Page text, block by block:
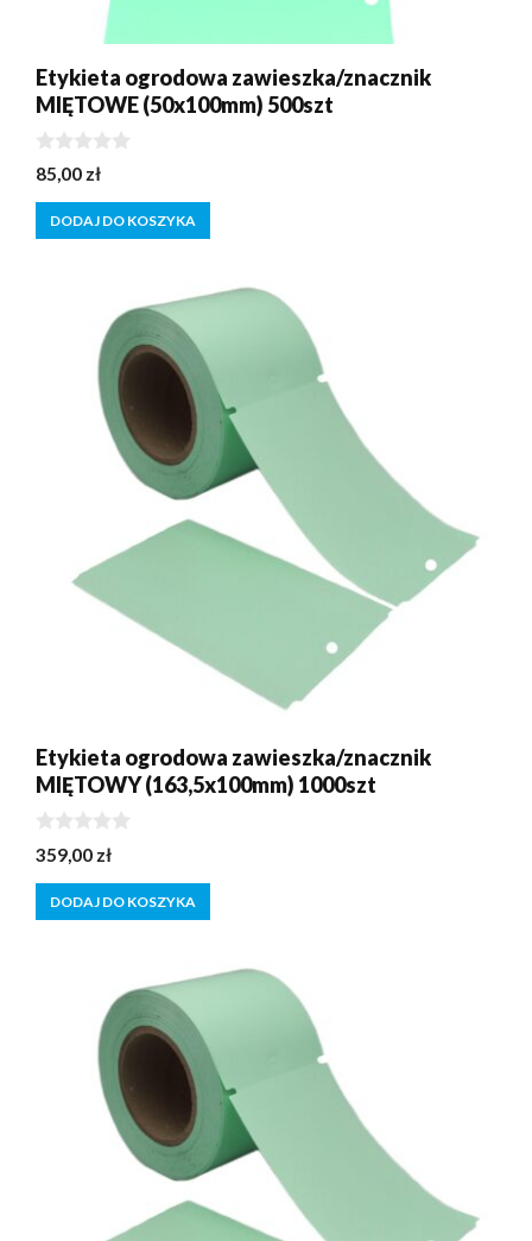
Etykieta ogrodowa zawieszka/znacznik
MIĘTOWE (50x100mm) 500szt
0
z
5
85,00 zł
DODAJ DO KOSZYKA
Etykieta ogrodowa zawieszka/znacznik
MIĘTOWY (163,5x100mm) 1000szt
0
z
5
359,00 zł
DODAJ DO KOSZYKA